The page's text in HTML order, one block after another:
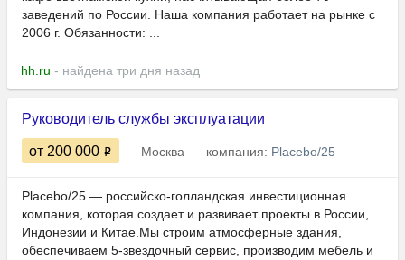
заведений по России. Наша компания работает на рынке с
2006 г. Обязанности: ...
hh.ru - найдена три дня назад
Руководитель службы эксплуатации
от 200 000 Москва компания: Placebo/25
Placebo/25 — российско-голландская инвестиционная
компания, которая создает и развивает проекты в России,
Индонезии и Китае.Мы строим атмосферные здания,
обеспечиваем 5-звездочный сервис, производим мебель и